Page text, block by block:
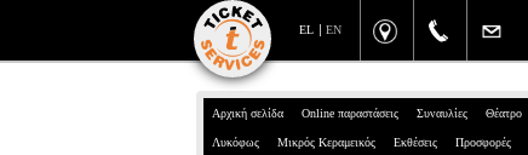
EN
EL
Αρχική σελίδα Online παραστάσεις Συναυλίες Θέατρο
Λυκόφως Μικρός Κεραμεικός Εκθέσεις Προσφορές